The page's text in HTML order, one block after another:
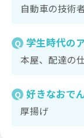
自動車の技術
Q 学生時代の
本屋、配達の
Q 好きなおで
厚揚げ